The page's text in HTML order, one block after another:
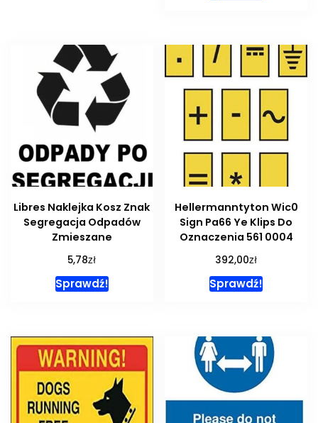
Libres Naklejka Kosz Znak
Segregacja Odpadów
Zmieszane
5,78zł
Sprawdź!
Hellermanntyton Wic0
Sign Pa66 Ye Klips Do
Oznaczenia 561 0004
392,00zł
Sprawdź!